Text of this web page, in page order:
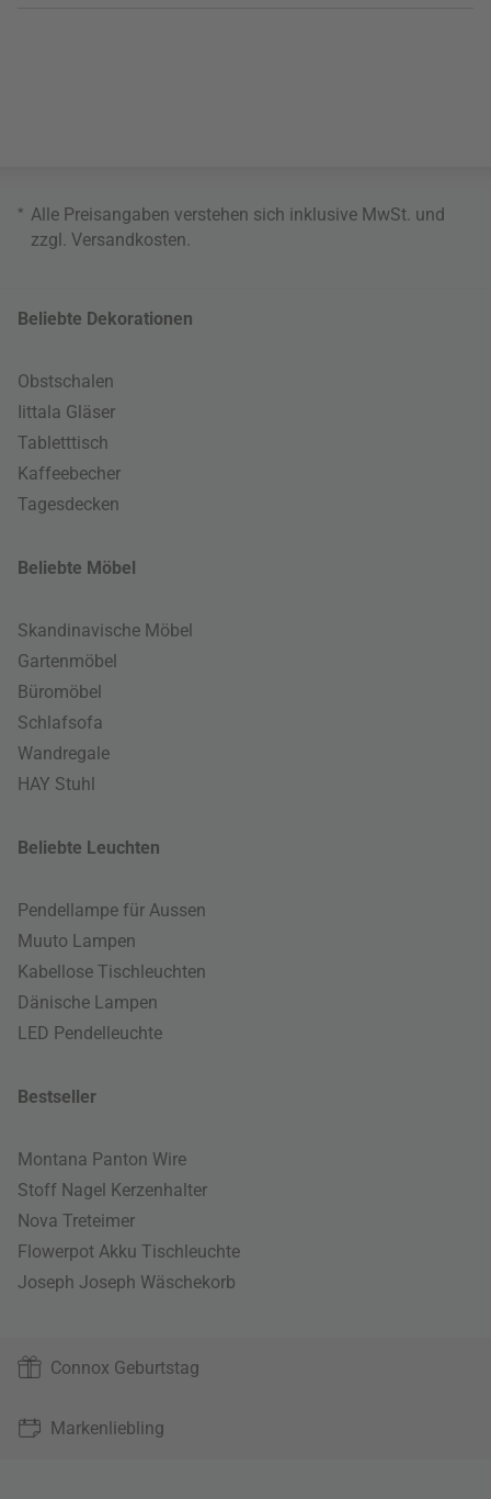
* Alle Preisangaben verstehen sich inklusive MwSt. und
zzgl. Versandkosten
Beliebte Dekorationen
Obstschalen
Iittala Gläser
Tabletttisch
Kaffeebecher
Tagesdecken
Beliebte Möbel
Skandinavische Möbel
Gartenmöbel
Büromöbel
Schlafsofa
Wandregale
HAY Stuhl
Beliebte Leuchten
Pendellampe für Aussen
Muuto Lampen
Kabellose Tischleuchten
Dänische Lampen
LED Pendelleuchte
Bestseller
Montana Panton Wire
Stoff Nagel Kerzenhalter
Nova Treteimer
Flowerpot Akku Tischleuchte
Joseph Joseph Wäschekorb
Connox Geburtstag
Markenliebling